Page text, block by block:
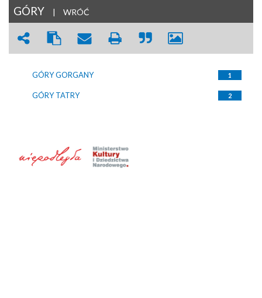
GÓRY | WRÓĆ
GÓRY GORGANY 1
GÓRY TATRY 2